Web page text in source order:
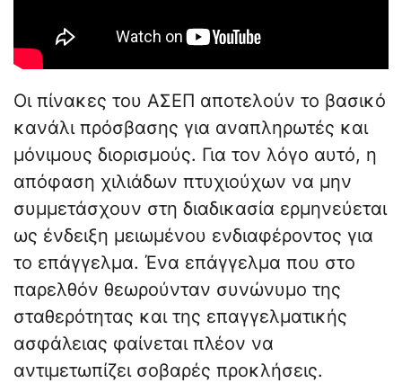
Οι πίνακες του ΑΣΕΠ αποτελούν το βασικό
κανάλι πρόσβασης για αναπληρωτές και
μόνιμους διορισμούς. Για τον λόγο αυτό, η
απόφαση χιλιάδων πτυχιούχων να μην
συμμετάσχουν στη διαδικασία ερμηνεύεται
ως ένδειξη μειωμένου ενδιαφέροντος για
το επάγγελμα. Ένα επάγγελμα που στο
παρελθόν θεωρούνταν συνώνυμο της
σταθερότητας και της επαγγελματικής
ασφάλειας φαίνεται πλέον να
αντιμετωπίζει σοβαρές προκλήσεις.